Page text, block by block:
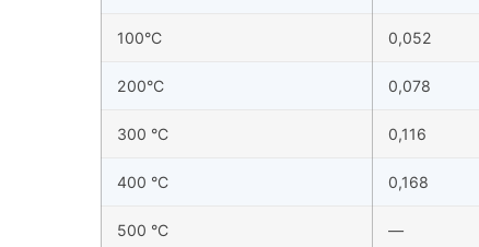
100°C 0,052
200°C 0,078
300 °C 0,116
400 °C 0,168
500 °C —